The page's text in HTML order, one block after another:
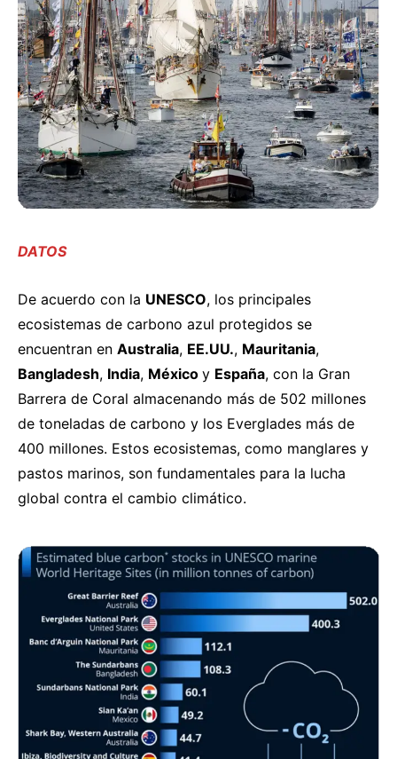
DATOS
De acuerdo con la UNESCO, los principales
ecosistemas de carbono azul protegidos se
encuentran en Australia, EE.UU., Mauritania,
Bangladesh, India, México y España, con la Gran
Barrera de Coral almacenando más de 502 millones
de toneladas de carbono y los Everglades más de
400 millones. Estos ecosistemas, como manglares y
pastos marinos, son fundamentales para la lucha
global contra el cambio climático.